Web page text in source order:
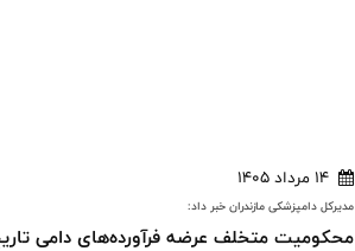
14 مرداد 1405
مدیرکل دامپزشکی مازندران خبر داد:
محکومیت متخلف عرضه فرآورده‌های دامی تاریخ‌گذشته